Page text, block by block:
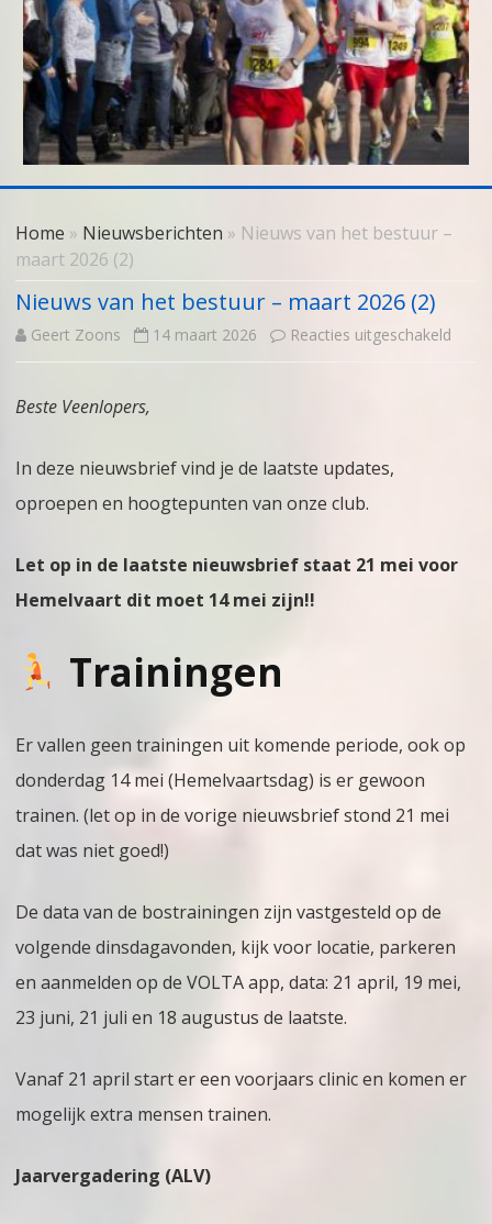
content
Home » Nieuwsberichten » Nieuws van het bestuur –
maart 2026 (2)
Nieuws van het bestuur – maart 2026 (2)
Geert Zoons 14 maart 2026 Reacties uitgeschakeld
maart
Beste Veenlopers,
In deze nieuwsbrief vind je de laatste updates,
oproepen en hoogtepunten van onze club.
Let op in de laatste nieuwsbrief staat 21 mei voor
Hemelvaart dit moet 14 mei zijn!!
Trainingen
Er vallen geen trainingen uit komende periode, ook op
donderdag 14 mei (Hemelvaartsdag) is er gewoon
trainen. (let op in de vorige nieuwsbrief stond 21 mei
dat was niet goed!)
De data van de bostrainingen zijn vastgesteld op de
volgende dinsdagavonden, kijk voor locatie, parkeren
en aanmelden op de VOLTA app, data: 21 april, 19 mei,
23 juni, 21 juli en 18 augustus de laatste.
Vanaf 21 april start er een voorjaars clinic en komen er
mogelijk extra mensen trainen.
Jaarvergadering (ALV)